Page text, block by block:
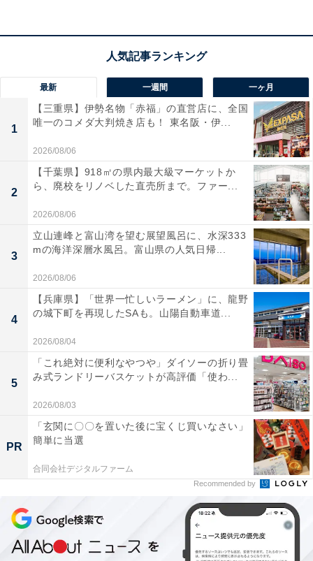
ユーザーからは「軽くて手が疲れない」「髪がしっとり
サラサラになる」という声があがっています。一方で、
「上位モデルに比べると風量が少し物足りない」という
声も。軽さと髪への優しさを両立させたい人は、購入を
検討してみてもよいかもしれません。
【今日チェックしたい】パナソニックの人気商品5
パナソニック「EH-NA0K-K」
最新 一週間 一ヶ月
1
【三重県】伊勢名物「赤福」の直営店に、全国
唯一のコメダ大判焼き店も！ 東名阪・伊...
2026/08/06
2
【千葉県】918㎡の県内最大級マーケットか
ら、廃校をリノベした直売所まで。ファー...
2026/08/06
3
立山連峰と富山湾を望む展望風呂に、水深333
mの海洋深層水風呂。富山県の人気日帰...
2026/08/06
4
【兵庫県】「世界一忙しいラーメン」に、龍野
の城下町を再現したSAも。山陽自動車道...
2026/08/04
5
「これ絶対に便利なやつや」ダイソーの折り畳
み式ランドリーバスケットが高評価「使わ...
2026/08/03
PR
「玄関に〇〇を置いた後に宝くじ買いなさい」
簡単に当選
合同会社デジタルファーム
Recommended by